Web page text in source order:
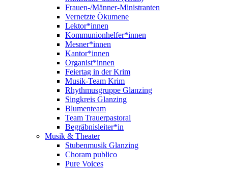
Frauen-/Männer-Ministranten
Vernetzte Ökumene
Lektor*innen
Kommunionhelfer*innen
Mesner*innen
Kantor*innen
Organist*innen
Feiertag in der Krim
Musik-Team Krim
Rhythmusgruppe Glanzing
Singkreis Glanzing
Blumenteam
Team Trauerpastoral
Begräbnisleiter*in
Musik & Theater
Stubenmusik Glanzing
Choram publico
Pure Voices